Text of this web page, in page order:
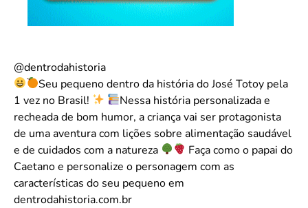
@dentrodahistoria
Seu pequeno dentro da história do José Totoy pela
1 vez no Brasil!
Nessa história personalizada e
recheada de bom humor, a criança vai ser protagonista
de uma aventura com lições sobre alimentação saudável
e de cuidados com a natureza
Faça como o papai do
Caetano e personalize o personagem com as
características do seu pequeno em
dentrodahistoria.com.br